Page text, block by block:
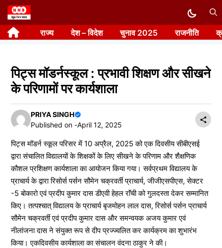
Skip
to
content राज्य देश – विदेश चुनाव 2025 राजनीति
पिट्स मॉडर्नस्कूल : प्रभावी शिक्षण और सीखने
के परिणामों पर कार्यशाला
PRIYA SINGH
Published on -April 12, 2025
पिट्स मॉडर्न स्कूल परिसर में 10 अप्रैल, 2025 को एक दिवसीय सीबीएसई
द्वारा संचालित विद्यालयों के शिक्षकों के लिए सीखने के परिणाम और शैक्षणिक
कौशल प्रशिक्षण कार्यशाला का आयोजन किया गया। सर्वप्रथम विद्यालय के
प्राचार्य के द्वारा रिसोर्स पर्सन सौमेन चक्रवर्ती प्राचार्य, जीजीएसपीएस, सेक्टर
-5 बोकारो एवं प्रदीप कुमार दास डीएवी हेहल राॅंची को गुलदस्ता देकर सम्मानित
किए। तत्पश्चात् विद्यालय के प्राचार्य बृजमोहन लाल दास, रिसोर्स पर्सन प्राचार्य
सौमेन चक्रवर्ती एवं प्रदीप कुमार दास और समन्वयक अजय कुमार एवं
नीलांजना दास ने संयुक्त रूप से दीप प्रज्ज्वलित कर कार्यक्रम का शुभारंभ
किया। एकदिवसीय कार्यशाला का संचालन वंदना ठाकुर ने की।